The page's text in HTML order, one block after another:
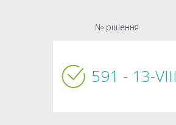
№ рішення
591 - 13-VIIІ